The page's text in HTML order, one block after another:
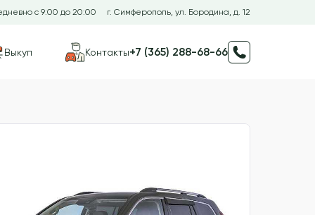
с 9:00 до 20:00 г. Симферополь, ул. Бородина, д. 12
Выкуп Контакты+7 (365) 288-68-66